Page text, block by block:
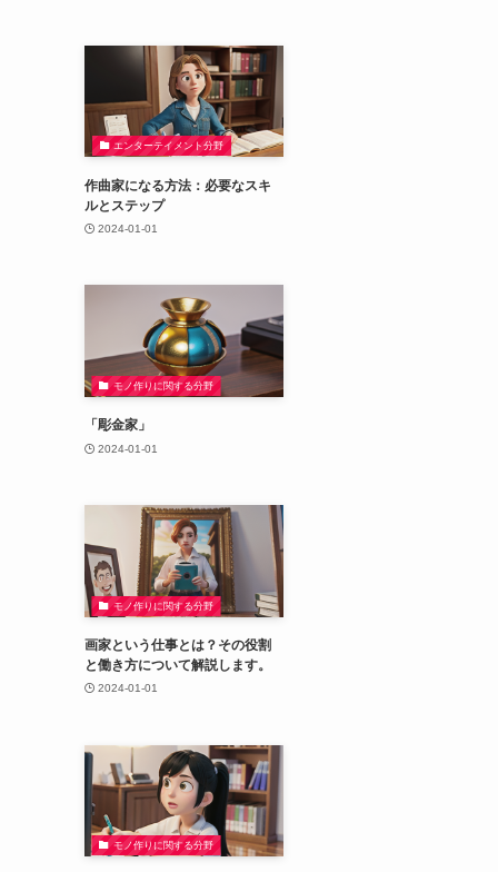
エンターテイメント分野
作曲家になる方法：必要なスキ
ルとステップ
2024-01-01
モノ作りに関する分野
「彫金家」
2024-01-01
モノ作りに関する分野
画家という仕事とは？その役割
と働き方について解説します。
2024-01-01
モノ作りに関する分野